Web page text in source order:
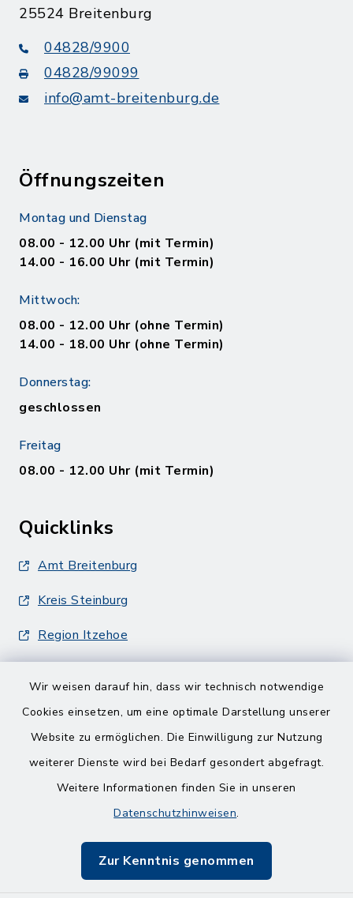
Wir weisen darauf hin, dass wir technisch notwendige
Cookies einsetzen, um eine optimale Darstellung unserer
Website zu ermöglichen. Die Einwilligung zur Nutzung
weiterer Dienste wird bei Bedarf gesondert abgefragt.
Weitere Informationen finden Sie in unseren
Datenschutzhinweisen.
Zur Kenntnis genommen
25524 Breitenburg
04828/9900
04828/99099
info@amt-breitenburg.de
Öffnungszeiten
Montag und Dienstag
08.00 - 12.00 Uhr (mit Termin)
14.00 - 16.00 Uhr (mit Termin)
Mittwoch:
08.00 - 12.00 Uhr (ohne Termin)
14.00 - 18.00 Uhr (ohne Termin)
Donnerstag:
geschlossen
Freitag
08.00 - 12.00 Uhr (mit Termin)
Quicklinks
Amt Breitenburg
Kreis Steinburg
Region Itzehoe
Barrierefreiheit
Impressum